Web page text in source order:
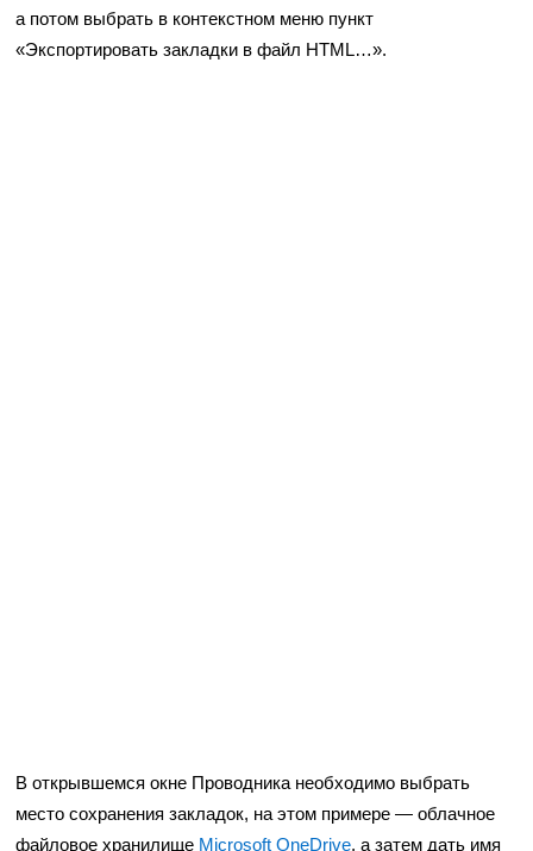
а потом выбрать в контекстном меню пункт
«Экспортировать закладки в файл HTML…».
В открывшемся окне Проводника необходимо выбрать
место сохранения закладок, на этом примере — облачное
файловое хранилище Microsoft OneDrive, а затем дать имя